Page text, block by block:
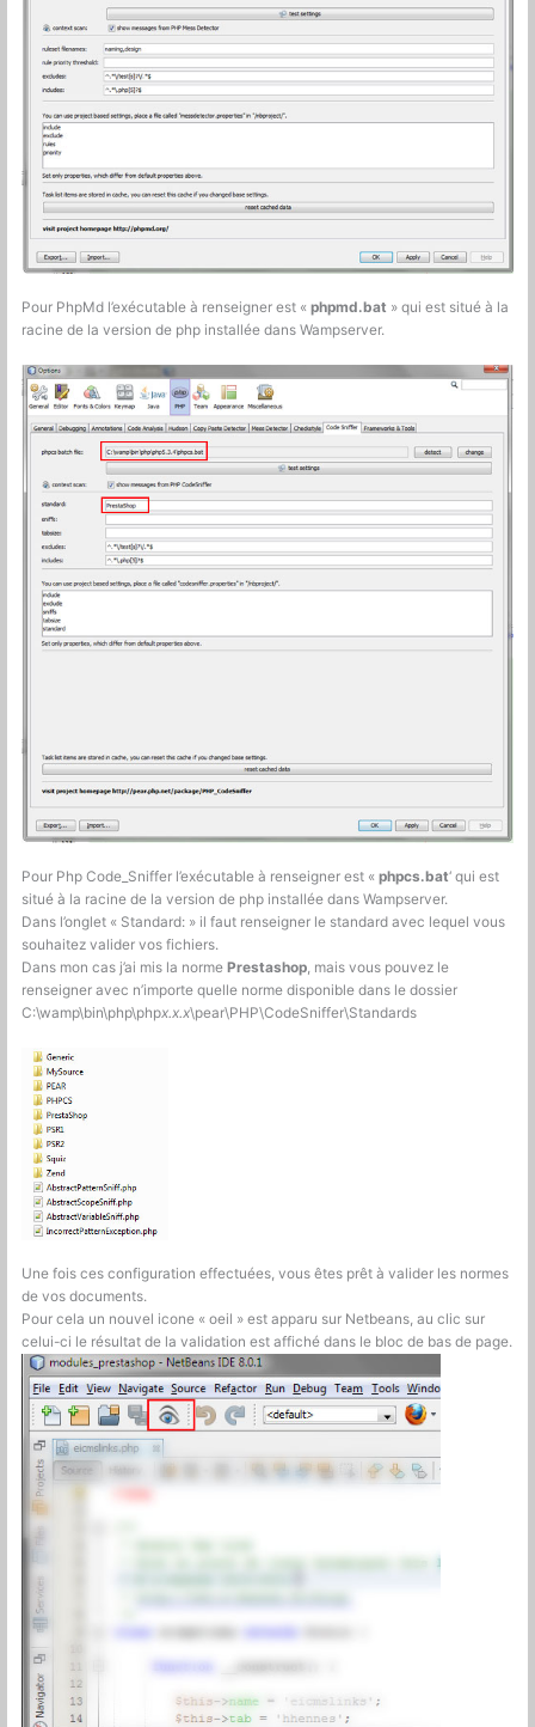
Pour PhpMd l’exécutable à renseigner est «phpmd.bat » qui est situé à la
racine de la version de php installée dans Wampserver.
Pour Php Code_Sniffer l’exécutable à renseigner est «phpcs.bat‘ qui est
situé à la racine de la version de php installée dans Wampserver.
Dans l’onglet « Standard: » il faut renseigner le standard avec lequel vous
souhaitez valider vos fichiers.
Dans mon cas j’ai mis la normePrestashop , mais vous pouvez le
renseigner avec n’importe quelle norme disponible dans le dossier
C:\wamp\bin\php\phpx.x.x\pear\PHP\CodeSniffer\Standards
Une fois ces configuration effectuées, vous êtes prêt à valider les normes
de vos documents.
Pour cela un nouvel icone « oeil » est apparu sur Netbeans, au clic sur
celui-ci le résultat de la validation est affiché dans le bloc de bas de page.